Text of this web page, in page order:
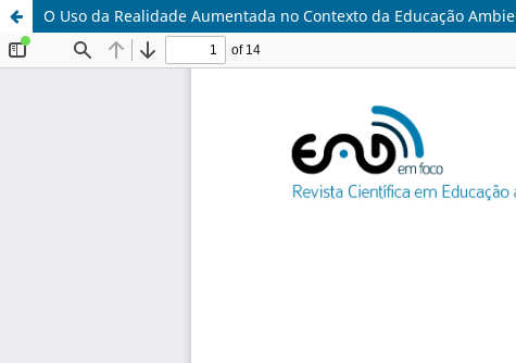
O Uso da Realidade Aumentada no Contexto da Educação